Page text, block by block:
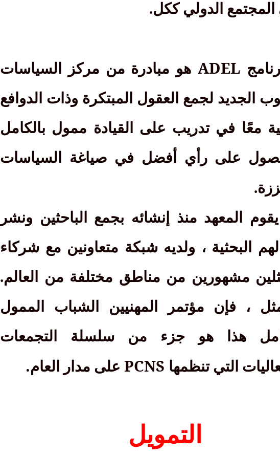
الدولي ككل.
ADEL هو مبادرة من مركز السياسات
الجديد لجمع العقول المبتكرة وذات الدوافع
معًا في تدريب على القيادة ممول بالكامل
على رأي أفضل في صياغة السياسات
يقوم المعهد منذ إنشائه بجمع الباحثين ونشر
البحثية ، ولديه شبكة متعاونين مع شركاء
مشهورين من مناطق مختلفة من العالم.
، فإن مؤتمر المهنيين الشباب الممول
هذا هو جزء من سلسلة التجمعات
التي تنظمها PCNS على مدار العام.
التمويل